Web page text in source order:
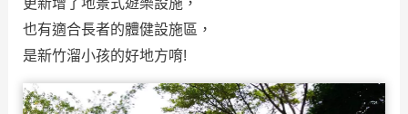
也有適合長者的體健設施區，
是新竹溜小孩的好地方唷!